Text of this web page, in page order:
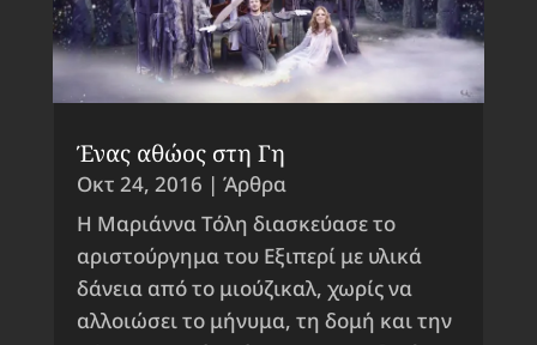
Ένας αθώος στη Γη
Οκτ 24, 2016 | Άρθρα
Η Μαριάννα Τόλη διασκεύασε το
αριστούργημα του Εξιπερί με υλικά
δάνεια από το μιούζικαλ, χωρίς να
αλλοιώσει το μήνυμα, τη δομή και την